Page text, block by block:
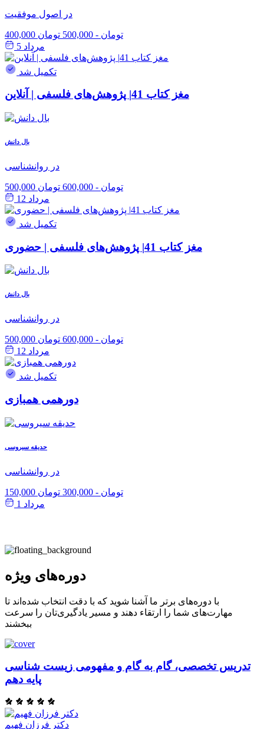
در اصول موفقیت
400,000 تومان - 500,000 تومان
مرداد 5
تکمیل شد
مغز کتاب 41| پژوهش‌های فلسفی | آنلاین
بال دانش
در روانشناسی
500,000 تومان - 600,000 تومان
مرداد 12
تکمیل شد
مغز کتاب 41| پژوهش‌های فلسفی | حضوری
بال دانش
در روانشناسی
500,000 تومان - 600,000 تومان
مرداد 12
تکمیل شد
دورهمی همبازی
حدیقه سیروسی
در روانشناسی
150,000 تومان - 300,000 تومان
مرداد 1
دوره‌های ویژه
با دوره‌های برتر ما آشنا شوید که با دقت انتخاب شده‌اند تا
مهارت‌های شما را ارتقاء دهند و مسیر یادگیری‌تان را سرعت
ببخشند
تدریس تخصصی، گام به گام و مفهومی زیست شناسی
پایه دهم
دکتر فرزان فهیم